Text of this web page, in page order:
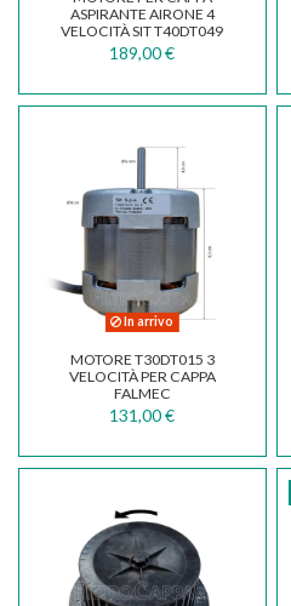
ASPIRANTE AIRONE 4
VELOCITÀ SIT T40DT049
250W
189,00 €
In arrivo
MOTORE T30DT015 3
VELOCITÀ PER CAPPA
FALMEC
131,00 €